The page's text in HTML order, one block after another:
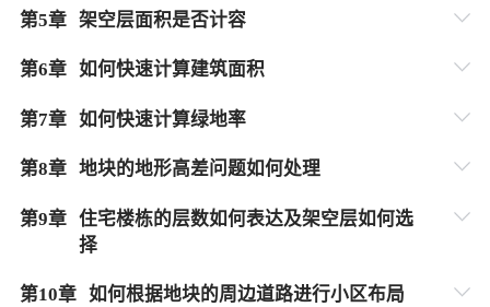
第5章 架空层面积是否计容
第6章 如何快速计算建筑面积
第7章 如何快速计算绿地率
第8章 地块的地形高差问题如何处理
第9章 住宅楼栋的层数如何表达及架空层如何选
择
第10章 如何根据地块的周边道路进行小区布局